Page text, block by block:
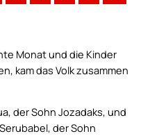
Monat und die Kinder
kam das Volk zusammen
der Sohn Jozadaks, und
der Sohn